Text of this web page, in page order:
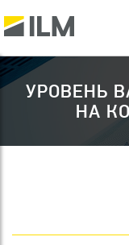
УРОВЕНЬ
НА